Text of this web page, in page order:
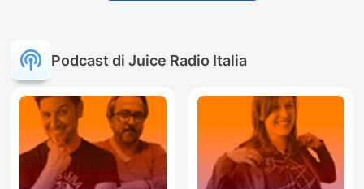
Podcast di Juice Radio Italia